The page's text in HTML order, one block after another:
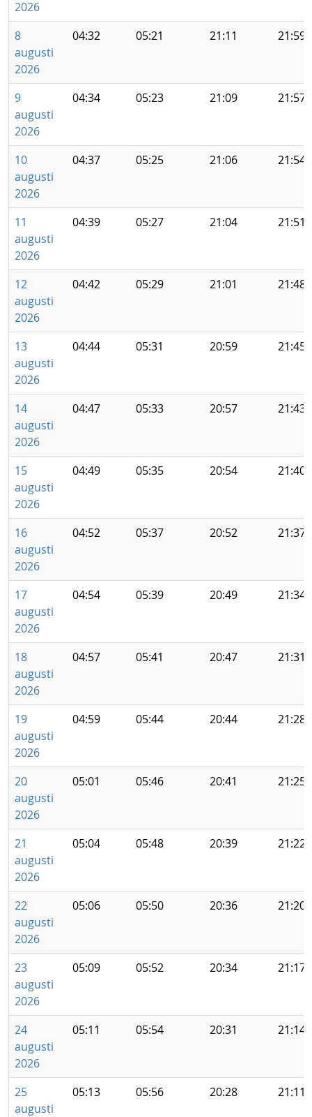
2026
8
augusti
2026
04:32 05:21 21:11 21:59
9
augusti
2026
04:34 05:23 21:09 21:57
10
augusti
2026
04:37 05:25 21:06 21:54
11
augusti
2026
04:39 05:27 21:04 21:51
12
augusti
2026
04:42 05:29 21:01 21:48
13
augusti
2026
04:44 05:31 20:59 21:45
14
augusti
2026
04:47 05:33 20:57 21:43
15
augusti
2026
04:49 05:35 20:54 21:40
16
augusti
2026
04:52 05:37 20:52 21:37
17
augusti
2026
04:54 05:39 20:49 21:34
18
augusti
2026
04:57 05:41 20:47 21:31
19
augusti
2026
04:59 05:44 20:44 21:28
20
augusti
2026
05:01 05:46 20:41 21:25
21
augusti
2026
05:04 05:48 20:39 21:22
22
augusti
2026
05:06 05:50 20:36 21:20
23
augusti
2026
05:09 05:52 20:34 21:17
24
augusti
2026
05:11 05:54 20:31 21:14
25
augusti
05:13 05:56 20:28 21:11